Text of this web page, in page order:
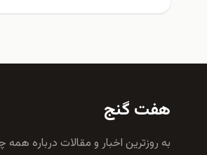
هفت گنج
به روزترين اخبار و مقالات درباره همه